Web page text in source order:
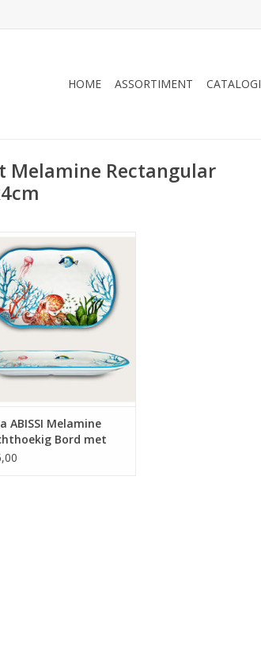
HOME ASSORTIMENT CATALOGI
Melamine Rectangular
Arca ABISSI melamine
Bord met rand
Licht, stapelbaar,
binnen en buiten. Abissi
zijn inspiratie in de
wereld van de
Met intense kleuren en
vormen verfraait deze
uw zomerse tafels.
ABISSI Melamine
Bord met
45x30x4cm